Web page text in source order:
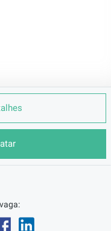
acordo com a Política
flexível de
a sexta-feira, das 07h42